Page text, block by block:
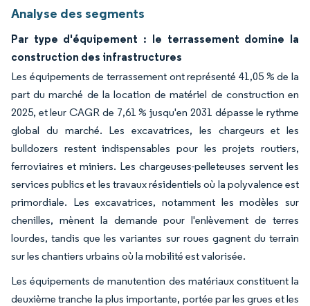
Analyse des segments
Par type d'équipement : le terrassement domine la
construction des infrastructures
Les équipements de terrassement ont représenté 41,05 % de la
part du marché de la location de matériel de construction en
2025, et leur CAGR de 7,61 % jusqu'en 2031 dépasse le rythme
global du marché. Les excavatrices, les chargeurs et les
bulldozers restent indispensables pour les projets routiers,
ferroviaires et miniers. Les chargeuses-pelleteuses servent les
services publics et les travaux résidentiels où la polyvalence est
primordiale. Les excavatrices, notamment les modèles sur
chenilles, mènent la demande pour l'enlèvement de terres
lourdes, tandis que les variantes sur roues gagnent du terrain
sur les chantiers urbains où la mobilité est valorisée.
Les équipements de manutention des matériaux constituent la
deuxième tranche la plus importante, portée par les grues et les